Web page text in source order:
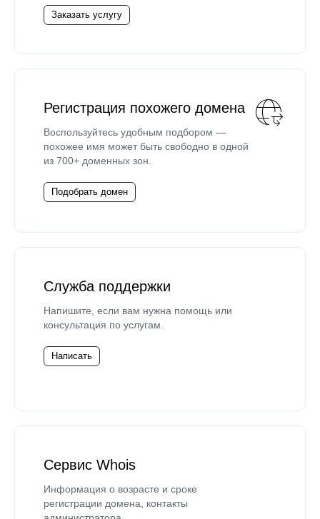
Заказать услугу
Регистрация похожего домена
Воспользуйтесь удобным подбором —
похожее имя может быть свободно в одной
из 700+ доменных зон.
Подобрать домен
Служба поддержки
Напишите, если вам нужна помощь или
консультация по услугам.
Написать
Сервис Whois
Информация о возрасте и сроке
регистрации домена, контакты